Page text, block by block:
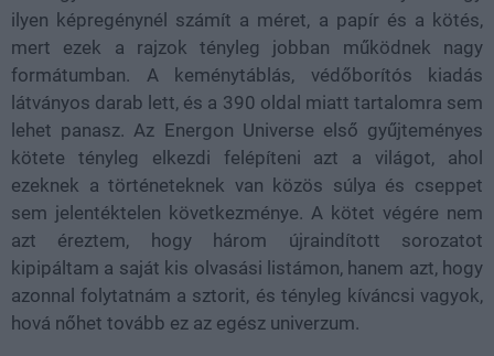
ilyen képregénynél számít a méret, a papír és a kötés,
mert ezek a rajzok tényleg jobban működnek nagy
formátumban. A keménytáblás, védőborítós kiadás
látványos darab lett, és a 390 oldal miatt tartalomra sem
lehet panasz. Az Energon Universe első gyűjteményes
kötete tényleg elkezdi felépíteni azt a világot, ahol
ezeknek a történeteknek van közös súlya és cseppet
sem jelentéktelen következménye. A kötet végére nem
azt éreztem, hogy három újraindított sorozatot
kipipáltam a saját kis olvasási listámon, hanem azt, hogy
azonnal folytatnám a sztorit, és tényleg kíváncsi vagyok,
hová nőhet tovább ez az egész univerzum.